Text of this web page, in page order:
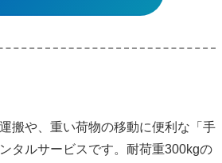
搬や、重い荷物の移動に便利な「手
タルサービスです。耐荷重300kgの